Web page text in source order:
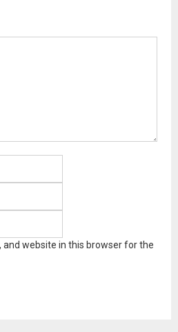
and website in this browser for the